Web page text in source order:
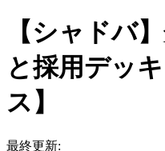
【シャドバ
と採用デッ
ス】
最終更新: